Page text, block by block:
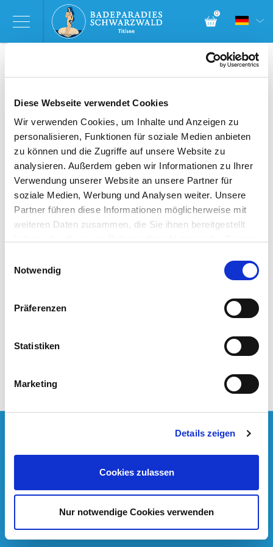
Diese Webseite verwendet Cookies
Wir verwenden Cookies, um Inhalte und Anzeigen zu
personalisieren, Funktionen für soziale Medien anbieten
zu können und die Zugriffe auf unsere Website zu
analysieren. Außerdem geben wir Informationen zu Ihrer
Verwendung unserer Website an unsere Partner für
soziale Medien, Werbung und Analysen weiter. Unsere
Partner führen diese Informationen möglicherweise mit
weiteren Daten zusammen, die Sie ihnen bereitgestellt
Cookies, wenn Sie unsere Webseite weiterhin nutzen.
Notwendig
Präferenzen
Statistiken
Marketing
Details zeigen
Cookies zulassen
Nur notwendige Cookies verwenden
0
Impressum
Widerrufsrecht
Bestellvorgang Zahlungsarten